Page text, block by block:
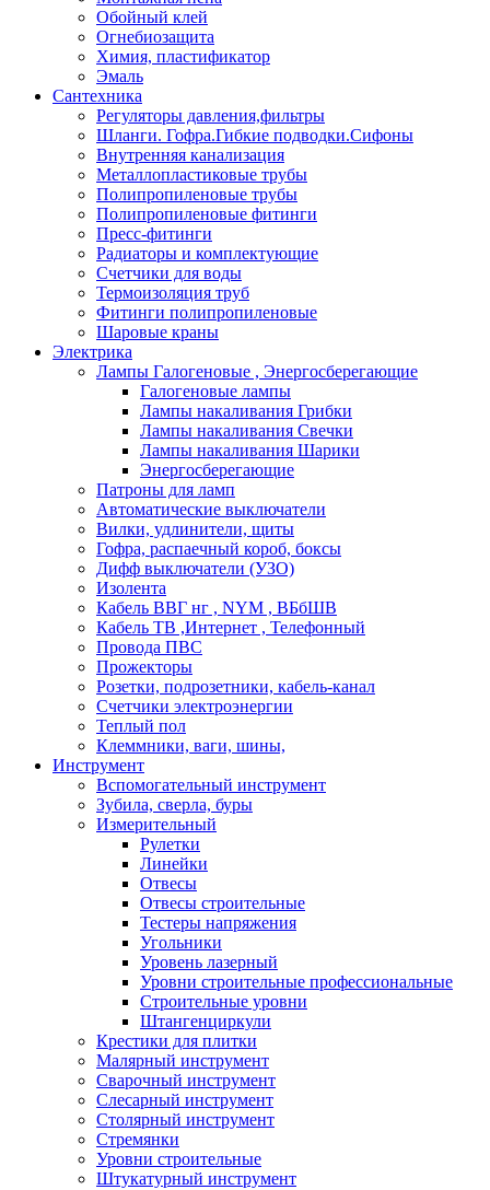
Обойный клей
Огнебиозащита
Химия, пластификатор
Эмаль
Сантехника
Регуляторы давления,фильтры
Шланги. Гофра.Гибкие подводки.Сифоны
Внутренняя канализация
Металлопластиковые трубы
Полипропиленовые трубы
Полипропиленовые фитинги
Пресс-фитинги
Радиаторы и комплектующие
Счетчики для воды
Термоизоляция труб
Фитинги полипропиленовые
Шаровые краны
Электрика
Лампы Галогеновые , Энергосберегающие
Галогеновые лампы
Лампы накаливания Грибки
Лампы накаливания Свечки
Лампы накаливания Шарики
Энергосберегающие
Патроны для ламп
Автоматические выключатели
Вилки, удлинители, щиты
Гофра, распаечный короб, боксы
Дифф выключатели (УЗО)
Изолента
Кабель ВВГ нг , NYM , ВБбШВ
Кабель ТВ ,Интернет , Телефонный
Провода ПВС
Прожекторы
Розетки, подрозетники, кабель-канал
Счетчики электроэнергии
Теплый пол
Клеммники, ваги, шины,
Инструмент
Вспомогательный инструмент
Зубила, сверла, буры
Измерительный
Рулетки
Линейки
Отвесы
Отвесы строительные
Тестеры напряжения
Угольники
Уровень лазерный
Уровни строительные профессиональные
Строительные уровни
Штангенциркули
Крестики для плитки
Малярный инструмент
Сварочный инструмент
Слесарный инструмент
Столярный инструмент
Стремянки
Уровни строительные
Штукатурный инструмент